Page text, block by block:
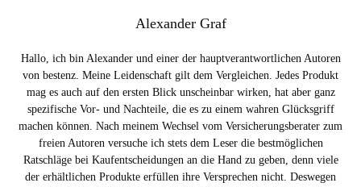
Alexander Graf
Hallo, ich bin Alexander und einer der hauptverantwortlichen Autoren
von bestenz. Meine Leidenschaft gilt dem Vergleichen. Jedes Produkt
mag es auch auf den ersten Blick unscheinbar wirken, hat aber ganz
spezifische Vor- und Nachteile, die es zu einem wahren Glücksgriff
machen können. Nach meinem Wechsel vom Versicherungsberater zum
freien Autoren versuche ich stets dem Leser die bestmöglichen
Ratschläge bei Kaufentscheidungen an die Hand zu geben, denn viele
der erhältlichen Produkte erfüllen ihre Versprechen nicht. Deswegen